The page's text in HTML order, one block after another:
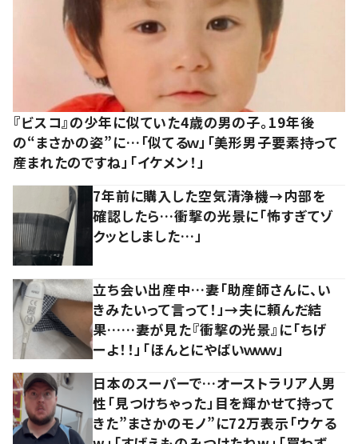
『ビスコ』の少年に似ていた4歳の男の子。19年後
の“まさかの姿”に…「似てるｗ」「美形男子要素持って
産まれたのですね」「イケメン！」
7年前に購入した空気清浄機→内部を
確認したら…衝撃の光景に「怖すぎてゾ
クッとしました…」
立ち会い出産中…妻「助産師さんに、い
きみたいって言って！」→夫に頼んだ結
果……妻が見た『衝撃の光景』に「ちげ
ーよ！！」「ほんとにやばいｗｗｗ」
日本のスーパーで…オーストラリア人男
性「見つけちゃった」目を輝かせて持って
きた”まさかのモノ”に72万表示「ウケる